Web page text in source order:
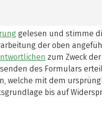
gelesen und stimme
der oben
zum Zweck
des Formulars
welche mit dem
bis auf